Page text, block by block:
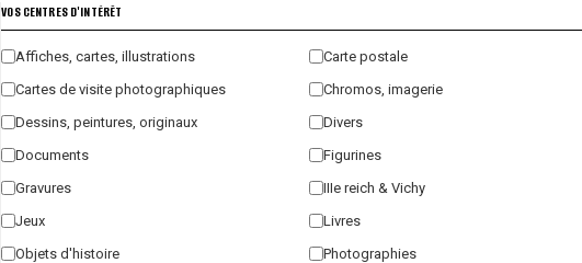
VOS CENTRES D'INTÉRÊT
Affiches, cartes, illustrations
Carte postale
Cartes de visite photographiques
Chromos, imagerie
Dessins, peintures, originaux
Divers
Documents
Figurines
Gravures
IIIe reich & Vichy
Jeux
Livres
Objets d'histoire
Photographies